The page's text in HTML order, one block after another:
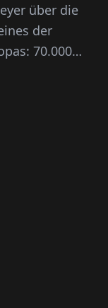
über die
der
70.000